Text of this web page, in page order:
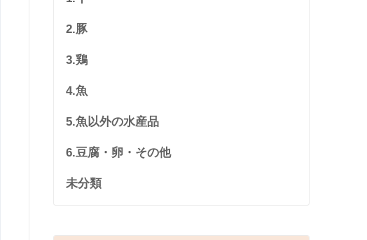
2.豚
3.鶏
4.魚
5.魚以外の水産品
6.豆腐・卵・その他
未分類